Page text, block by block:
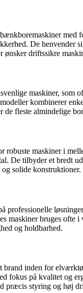
med
De henvender
ønsker driftssikre
maskiner, som
kombinerer
fleste almindelige
robuste maskiner i
De tilbyder et bredt
og solide konstruktioner.
professionelle
maskiner bruges ofte i
og holdbarhed.
brand inden for
fokus på kvalitet og
præcis styring og høj